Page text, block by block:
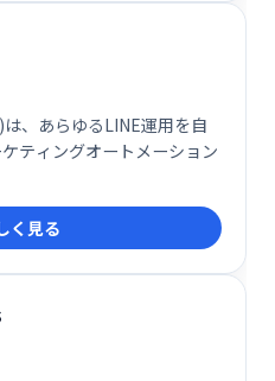
、あらゆるLINE運用を自
ティングオートメーション
く見る